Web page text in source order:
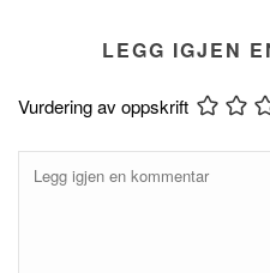
LEGG IGJEN
Vurdering av oppskrift